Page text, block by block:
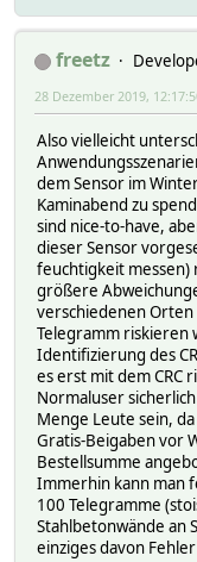
freetz
28 Dezember 2019,
Also vielleicht
dem Sensor im
Kaminabend zu
sind nice-to-have,
dieser Sensor
feuchtigkeit messen)
größere
verschiedenen
Telegramm riskieren
Identifizierung des
es erst mit dem CRC
Normaluser
Menge Leute sein,
Gratis-Beigaben vor
Bestellsumme
Immerhin kann man
100 Telegramme
Stahlbetonwände an
einziges davon